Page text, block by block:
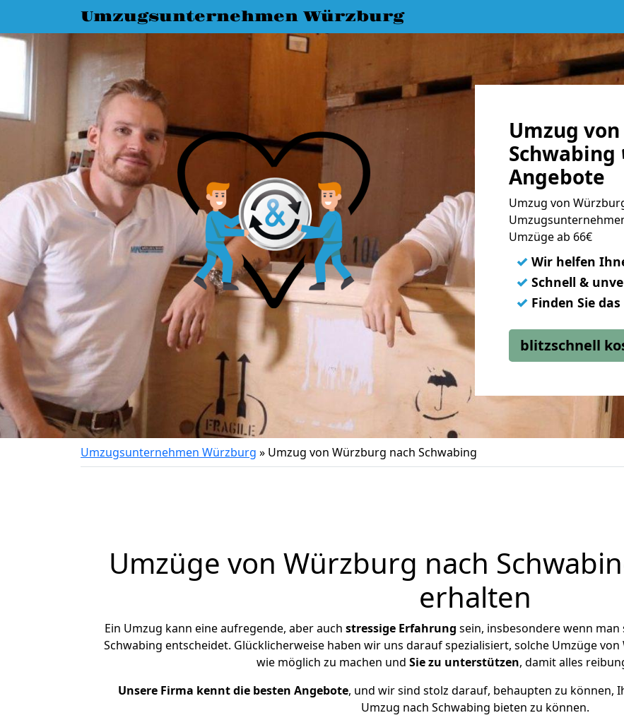
Umzugsunternehmen Würzburg
Umzug
Schwabing
Angebote
Umzug von
Umzüge ab 66€
✓ Wir helfen
✓ Schnell &
✓ Finden Sie
blitzschnell
Umzugsunternehmen Würzburg » Umzug von Würzburg nach Schwabing
Umzüge von Würzburg nach
erhalten
Ein Umzug kann eine aufregende, aber auch stressige Erfahrung sein, insbesondere wenn
Schwabing entscheidet. Glücklicherweise haben wir uns darauf spezialisiert, solche Umzüge
wie möglich zu machen und Sie zu unterstützen, damit alles
Unsere Firma kennt die besten Angebote, und wir sind stolz darauf, behaupten zu können,
Umzug nach Schwabing bieten zu können.